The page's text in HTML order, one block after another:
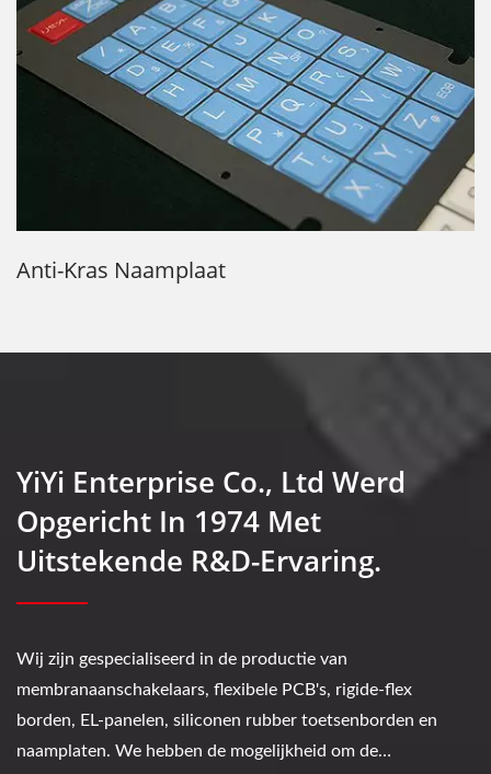
Anti-Kras Naamplaat
YiYi Enterprise Co., Ltd Werd
Opgericht In 1974 Met
Uitstekende R&D-Ervaring.
Wij zijn gespecialiseerd in de productie van
membranaanschakelaars, flexibele PCB's, rigide-flex
borden, EL-panelen, siliconen rubber toetsenborden en
naamplaten. We hebben de mogelijkheid om de